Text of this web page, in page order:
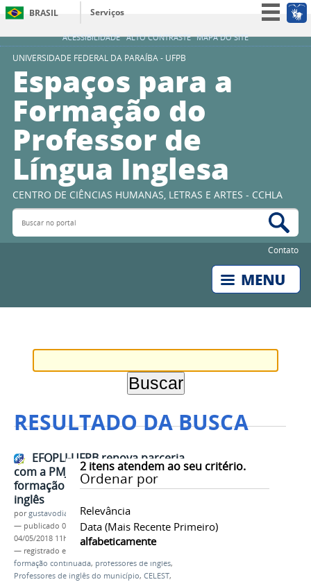
ACESSIBILIDADE ALTO CONTRASTE MAPA DO SITE
BRASIL
Serviços
Simplifique!
Acesso à informação
UNIVERSIDADE FEDERAL DA PARAÍBA - UFPB
Espaços para a
Formação do
Professor de
Língua Inglesa
CENTRO DE CIÊNCIAS HUMANAS, LETRAS E ARTES - CCHLA
Buscar no portal
Contato
RESULTADO DA BUSCA
2itens atendem ao seu critério.
Ordenar por
Relevância
Data (mais Recente Primeiro)
alfabeticamente
EFOPLI-UFPB renova parceria
com a PMJP para oferta de
formação para professores de
inglês
porgustavodias
— publicado 04/05/2018 —última modificação
04/05/2018 11h06
— registrado em:
formação continuada, professores de inglês,
Professores de inglês do município, CELEST,